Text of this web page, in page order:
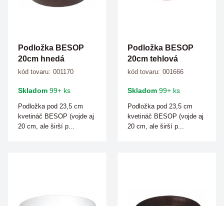
Podložka BESOP
20cm hnedá
kód tovaru: 001170
Skladom 99+ ks
Podložka pod 23,5 cm
kvetináč BESOP (vojde aj
20 cm, ale širší p...
Podložka BESOP
20cm tehlová
kód tovaru: 001666
Skladom 99+ ks
Podložka pod 23,5 cm
kvetináč BESOP (vojde aj
20 cm, ale širší p...